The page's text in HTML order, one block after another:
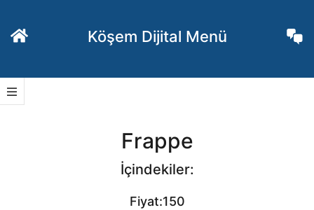
Köşem Dijital Menü
Frappe
İçindekiler:
Fiyat:150